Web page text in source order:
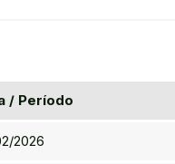
/ Período
2026